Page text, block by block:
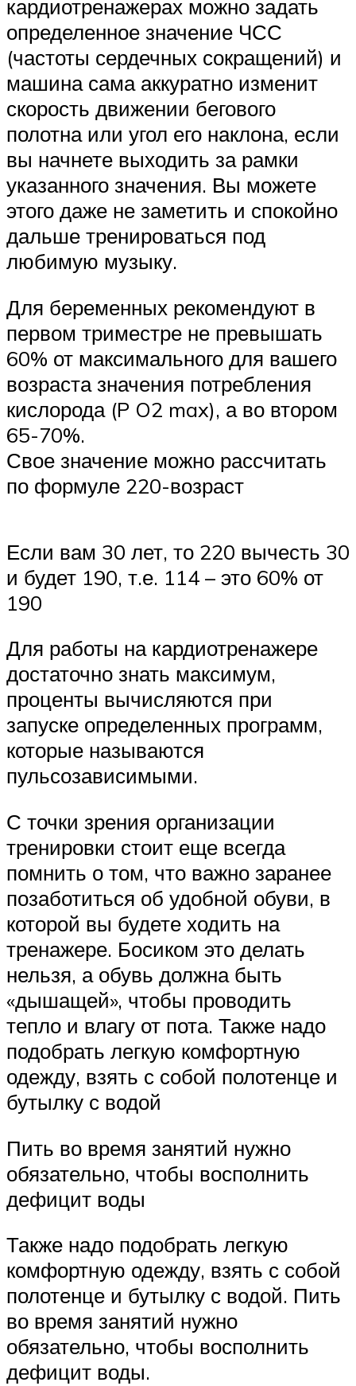
кардиотренажерах можно задать
определенное значение ЧСС
(частоты сердечных сокращений) и
машина сама аккуратно изменит
скорость движении бегового
полотна или угол его наклона, если
вы начнете выходить за рамки
указанного значения. Вы можете
этого даже не заметить и спокойно
дальше тренироваться под
любимую музыку.
Для беременных рекомендуют в
первом триместре не превышать
60% от максимального для вашего
возраста значения потребления
кислорода (P O2 max), а во втором
65-70%.
Свое значение можно рассчитать
по формуле 220-возраст
Если вам 30 лет, то 220 вычесть 30
и будет 190, т.е. 114 – это 60% от
190
Для работы на кардиотренажере
достаточно знать максимум,
проценты вычисляются при
запуске определенных программ,
которые называются
пульсозависимыми.
С точки зрения организации
тренировки стоит еще всегда
помнить о том, что важно заранее
позаботиться об удобной обуви, в
которой вы будете ходить на
тренажере. Босиком это делать
нельзя, а обувь должна быть
«дышащей», чтобы проводить
тепло и влагу от пота. Также надо
подобрать легкую комфортную
одежду, взять с собой полотенце и
бутылку с водой
Пить во время занятий нужно
обязательно, чтобы восполнить
дефицит воды
Также надо подобрать легкую
комфортную одежду, взять с собой
полотенце и бутылку с водой. Пить
во время занятий нужно
обязательно, чтобы восполнить
дефицит воды.